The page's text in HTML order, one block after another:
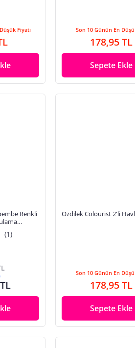
Fiyatı Son 10 Günün En
178,95 TL
Sepete Ekle
Renkli
(1)
Özdilek Colourist 2'li
Son 10 Günün En
178,95 TL
Sepete Ekle